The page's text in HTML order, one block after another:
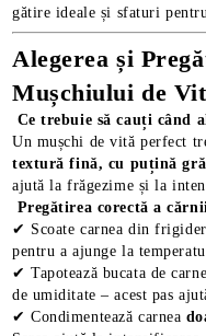
gătire ideale și sfaturi
Alegerea și
Mușchiului de
Ce trebuie să cauți când
Un mușchi de vită perfect
textură fină, cu puțină
ajută la frăgezime și la
Pregătirea corectă a
✔ Scoate carnea din
pentru a ajunge la
✔ Tapotează bucata de
de umiditate – acest pas
✔ Condimentează carnea